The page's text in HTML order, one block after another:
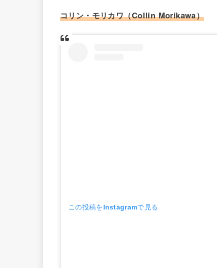
コリン・モリカワ（Collin Morikawa）
この投稿をInstagramで見る